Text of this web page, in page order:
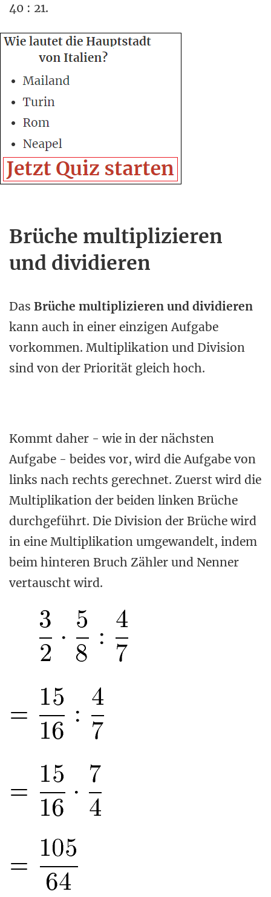
40 : 21.
Brüche multiplizieren
und dividieren
Das Brüche multiplizieren und dividieren
kann auch in einer einzigen Aufgabe
vorkommen. Multiplikation und Division
sind von der Priorität gleich hoch.
Kommt daher - wie in der nächsten
Aufgabe - beides vor, wird die Aufgabe von
links nach rechts gerechnet. Zuerst wird die
Multiplikation der beiden linken Brüche
durchgeführt. Die Division der Brüche wird
in eine Multiplikation umgewandelt, indem
beim hinteren Bruch Zähler und Nenner
vertauscht wird.